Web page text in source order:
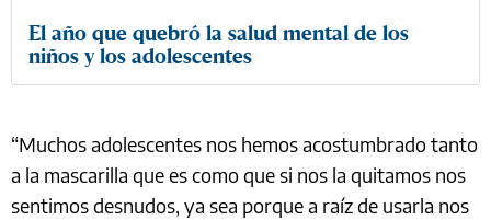
El año que quebró la salud mental de los
niños y los adolescentes
“Muchos adolescentes nos hemos acostumbrado tanto
a la mascarilla que es como que si nos la quitamos nos
sentimos desnudos, ya sea porque a raíz de usarla nos